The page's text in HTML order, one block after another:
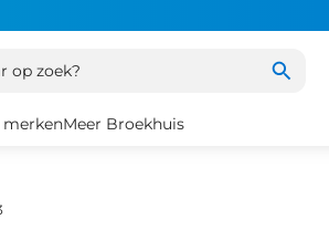
op zoek?
merkenMeer Broekhuis